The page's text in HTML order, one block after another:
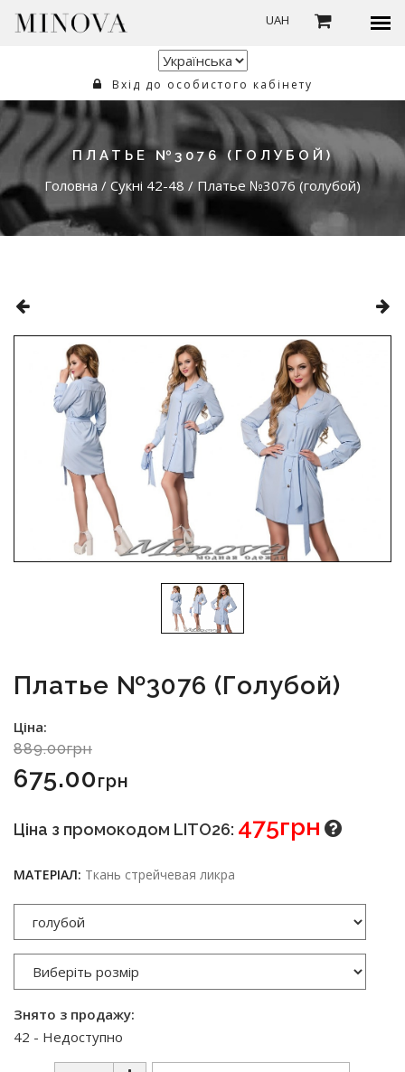
UAH
Вхід до особистого кабінету
ПЛАТЬЕ №3076 (ГОЛУБОЙ)
Головна / Сукні 42-48 / Платье №3076 (голубой)
Платье №3076 (голубой)
Ціна:
889.00грн
675.00Грн
Ціна з промокодом LITO26: 475грн
МАТЕРІАЛ: Ткань стрейчевая ликра
Знято з продажу:
42 - Недоступно